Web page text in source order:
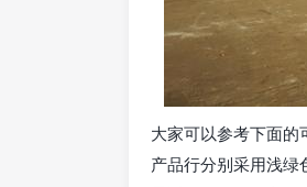
大家可以参考下面
产品行分别采用浅绿